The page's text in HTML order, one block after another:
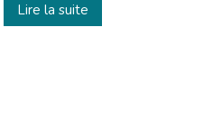
Lire la suite